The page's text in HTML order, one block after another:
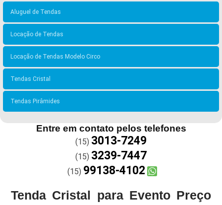
Aluguel de Tendas
Locação de Tendas
Locação de Tendas Modelo Circo
Tendas Cristal
Tendas Pirâmides
Entre em contato pelos telefones
(15) 3013-7249
(15) 3239-7447
(15) 99138-4102
Tenda Cristal para Evento Preço